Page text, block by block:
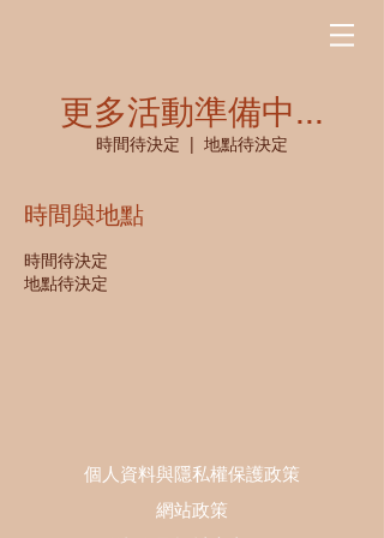
更多活動準備中...
時間待決定 地點待決定
時間與地點
時間待決定
地點待決定
個人資料與隱私權保護政策
網站政策